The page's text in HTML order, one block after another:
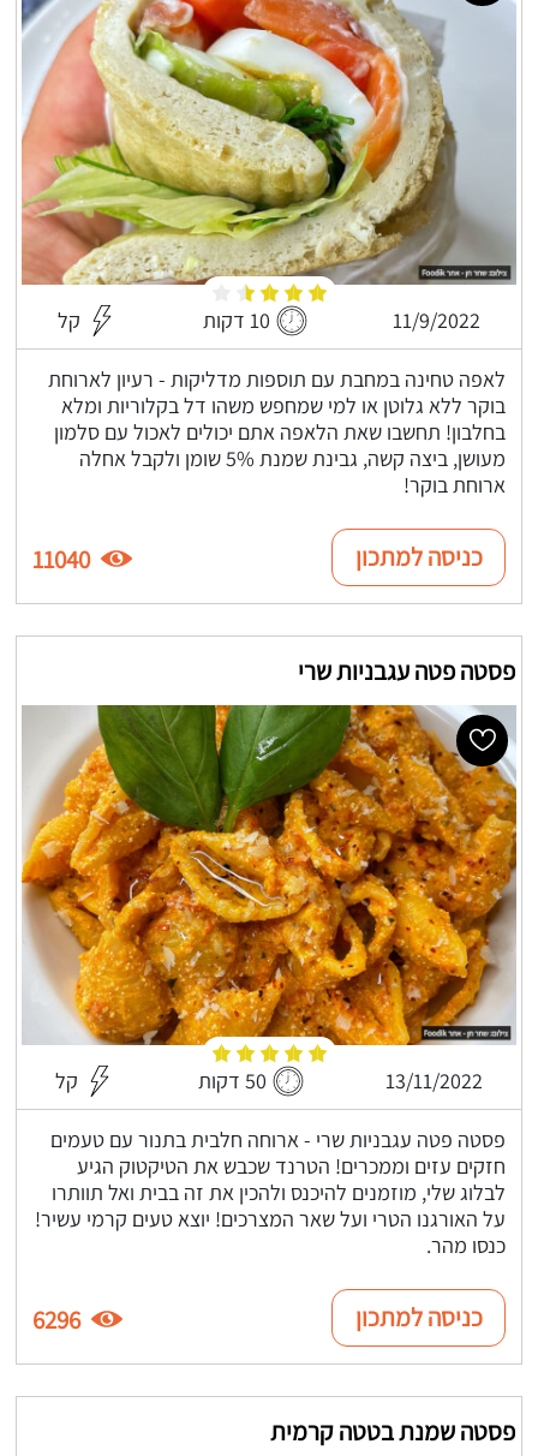
11/9/2022 10 דקות קל
לאפה טחינה במחבת עם תוספות מדליקות - רעיון לארוחת
בוקר ללא גלוטן או למי שמחפש משהו דל בקלוריות ומלא
בחלבון! תחשבו שאת הלאפה אתם יכולים לאכול עם סלמון
מעושן, ביצה קשה, גבינת שמנת 5% שומן ולקבל אחלה
ארוחת בוקר!
כניסה למתכון 11040
פסטה פטה עגבניות שרי
13/11/2022 50 דקות קל
פסטה פטה עגבניות שרי - ארוחה חלבית בתנור עם טעמים
חזקים עזים וממכרים! הטרנד שכבש את הטיקטוק הגיע
לבלוג שלי, מוזמנים להיכנס ולהכין את זה בבית ואל תוותרו
על האורגנו הטרי ועל שאר המצרכים! יוצא טעים קרמי עשיר!
כנסו מהר.
כניסה למתכון 6296
פסטה שמנת בטטה קרמית